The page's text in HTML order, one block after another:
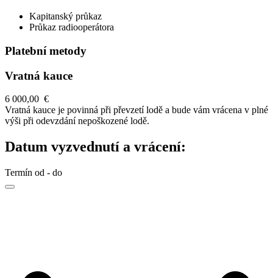
Kapitanský průkaz
Průkaz radiooperátora
Platební metody
Vratná kauce
6 000,00 €
Vratná kauce je povinná při převzetí lodě a bude vám vrácena v plné
výši při odevzdání nepoškozené lodě.
Datum vyzvednutí a vrácení:
Termín od - do